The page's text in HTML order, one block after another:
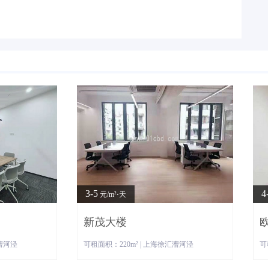
河泾
3-5 元/m²⋅天
新茂大楼
可租面积：220m² | 上海徐汇漕河泾 可